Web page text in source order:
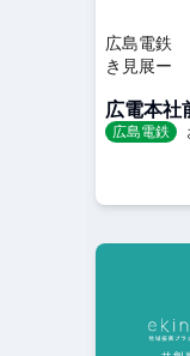
広島電鉄
き見展ー
広電本社
広島電鉄